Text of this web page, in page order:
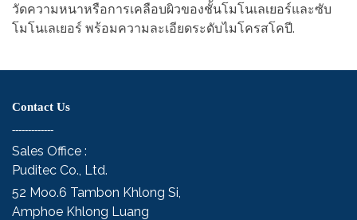
วัดความหนาหรือการเคลือบผิวของชั้นโมโนเลเยอร์และซับ
โมโนเลเยอร์ พร้อมความละเอียดระดับไมโครสโคปี.
Contact Us
-------------
Sales Office :
Puditec Co., Ltd.
52 Moo.6 Tambon Khlong Si,
Amphoe Khlong Luang